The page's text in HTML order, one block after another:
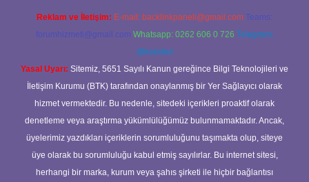
Reklam ve İletişim: E-mail: backlinkpaneli@gmail.com Teams:
forumhizmeti@gmail.com Whatsapp: 0262 606 0 726 Telegram:
@karabul
Yasal Uyarı: Sitemiz, 5651 Sayılı Kanun gereğince Bilgi Teknolojileri ve
İletişim Kurumu (BTK) tarafından onaylanmış bir Yer Sağlayıcı olarak
hizmet vermektedir. Bu nedenle, sitedeki içerikleri proaktif olarak
denetleme veya araştırma yükümlülüğümüz bulunmamaktadır. Ancak,
üyelerimiz yazdıkları içeriklerin sorumluluğunu taşımakta olup, siteye
üye olarak bu sorumluluğu kabul etmiş sayılırlar. Bu internet sitesi,
herhangi bir marka, kurum veya şahıs şirketi ile hiçbir bağlantısı